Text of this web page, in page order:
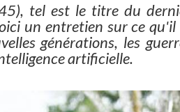
tel est le titre du
un entretien sur ce
générations, les
artificielle.